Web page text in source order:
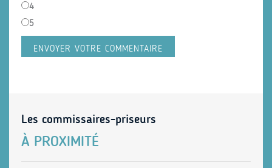
4
5
Les commissaires-priseurs
À PROXIMITÉ